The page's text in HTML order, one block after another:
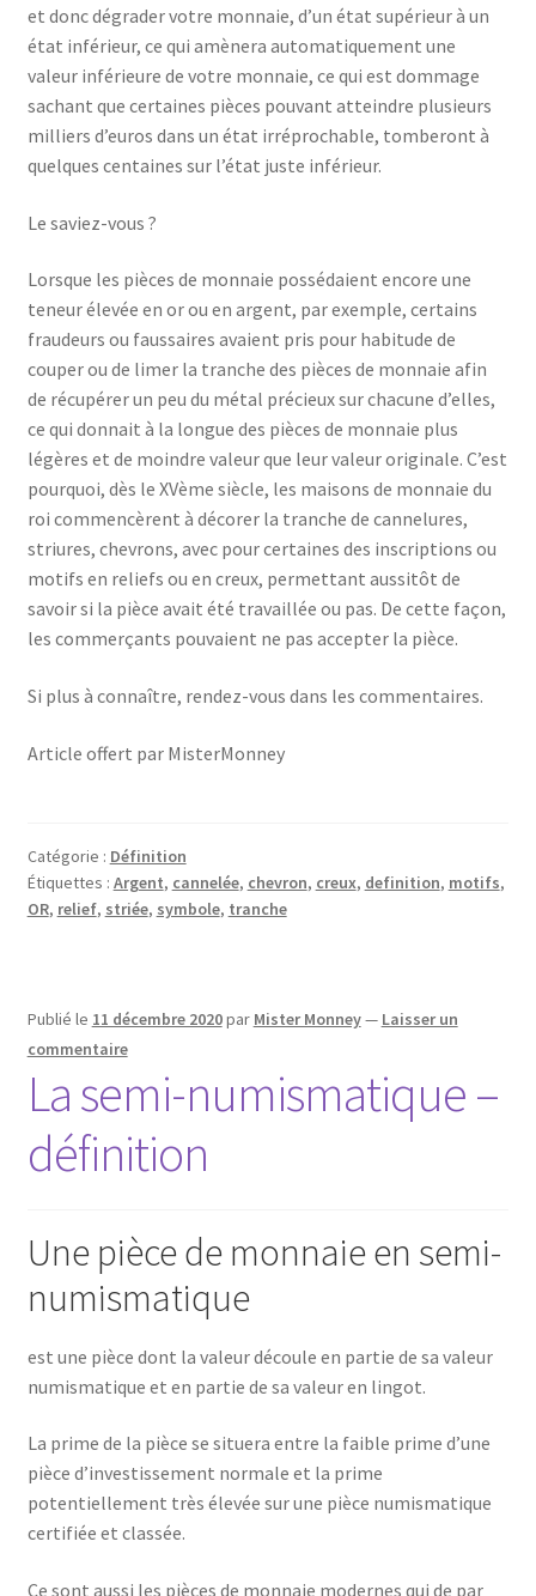
et donc dégrader votre monnaie, d’un état supérieur à un
état inférieur, ce qui amènera automatiquement une
valeur inférieure de votre monnaie, ce qui est dommage
sachant que certaines pièces pouvant atteindre plusieurs
milliers d’euros dans un état irréprochable, tomberont à
quelques centaines sur l’état juste inférieur.
Le saviez-vous ?
Lorsque les pièces de monnaie possédaient encore une
teneur élevée en or ou en argent, par exemple, certains
fraudeurs ou faussaires avaient pris pour habitude de
couper ou de limer la tranche des pièces de monnaie afin
de récupérer un peu du métal précieux sur chacune d’elles,
ce qui donnait à la longue des pièces de monnaie plus
légères et de moindre valeur que leur valeur originale. C’est
pourquoi, dès le XVème siècle, les maisons de monnaie du
roi commencèrent à décorer la tranche de cannelures,
striures, chevrons, avec pour certaines des inscriptions ou
motifs en reliefs ou en creux, permettant aussitôt de
savoir si la pièce avait été travaillée ou pas. De cette façon,
les commerçants pouvaient ne pas accepter la pièce.
Si plus à connaître, rendez-vous dans les commentaires.
Article offert par MisterMonney
Catégorie : Définition
Étiquettes : Argent, cannelée, chevron, creux, definition, motifs,
OR, relief, striée, symbole, tranche
Publié le 11 décembre 2020par Mister Monney— Laisser un
commentaire
La semi-numismatique –
définition
Une pièce de monnaie en semi-
numismatique
est une pièce dont la valeur découle en partie de sa valeur
numismatique et en partie de sa valeur en lingot.
La prime de la pièce se situera entre la faible prime d’une
pièce d’investissement normale et la prime
potentiellement très élevée sur une pièce numismatique
certifiée et classée.
Ce sont aussi les pièces de monnaie modernes qui de par